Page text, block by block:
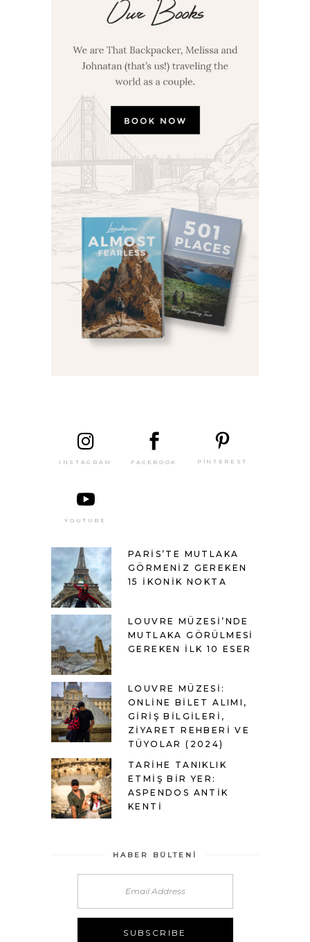
INSTAGRAM FACEBOOK PINTEREST
YOUTUBE
PARIS’TE MUTLAKA
GÖRMENIZ GEREKEN
15 İKONIK NOKTA
LOUVRE MÜZESI’NDE
MUTLAKA GÖRÜLMESI
GEREKEN İLK 10 ESER
LOUVRE MÜZESI:
ONLINE BILET ALIMI,
GIRIŞ BILGILERI,
ZIYARET REHBERI VE
TÜYOLAR (2024)
TARIHE TANIKLIK
ETMIŞ BIR YER:
ASPENDOS ANTIK
KENTI
HABER BÜLTENI